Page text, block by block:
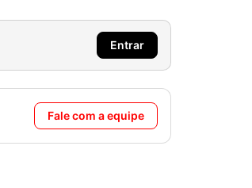
Entrar
Fale com a equipe